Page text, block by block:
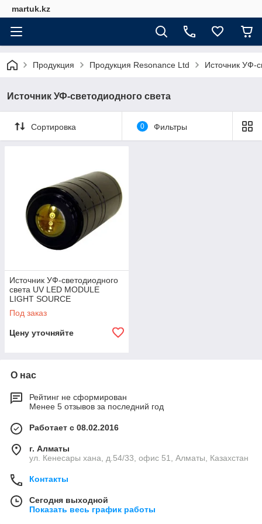
martuk.kz
Продукция Продукция Resonance Ltd Источник УФ-
Источник УФ-светодиодного света
Сортировка 0 Фильтры
Источник УФ-светодиодного
света UV LED MODULE
LIGHT SOURCE
Под заказ
Цену уточняйте
О нас
Рейтинг не сформирован
Менее 5 отзывов за последний год
Работает с 08.02.2016
г. Алматы
ул. Кенесары хана, д.54/33, офис 51, Алматы, Казахстан
Контакты
Сегодня выходной
Показать весь график работы